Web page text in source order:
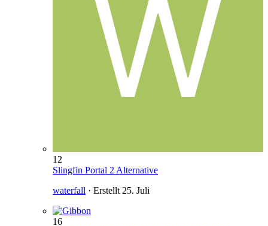
12
Slingfin Portal 2 Alternative
waterfall · Erstellt 25. Juli
16